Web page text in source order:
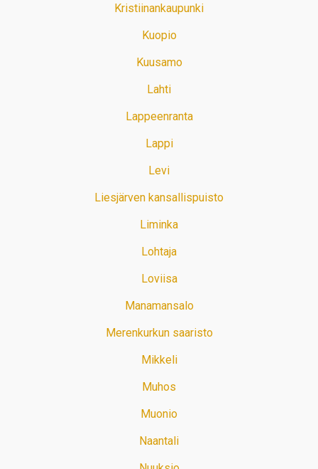
Kristiinankaupunki
Kuopio
Kuusamo
Lahti
Lappeenranta
Lappi
Levi
Liesjärven kansallispuisto
Liminka
Lohtaja
Loviisa
Manamansalo
Merenkurkun saaristo
Mikkeli
Muhos
Muonio
Naantali